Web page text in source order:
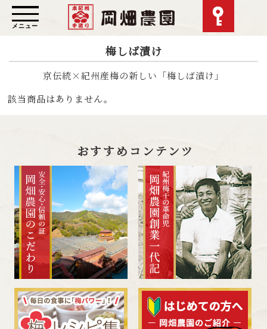
メニュー
梅しば漬け
京伝統×紀州産梅の新しい「梅しば漬け」
該当商品はありません。
おすすめコンテンツ